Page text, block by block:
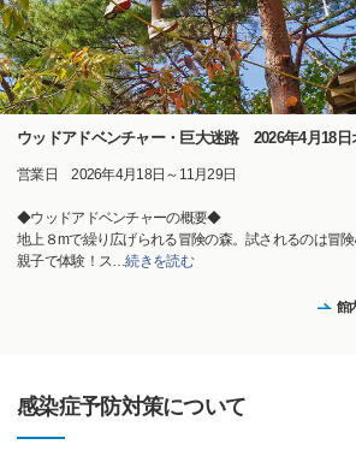
ウッドアドベンチャー・巨大迷路 2026年4月18日
営業日 2026年4月18日～11月29日
◆ウッドアドベンチャーの概要◆
地上８mで繰り広げられる冒険の森。試されるのは冒険
親子で体験！ス…続きを読む
館
感染症予防対策について